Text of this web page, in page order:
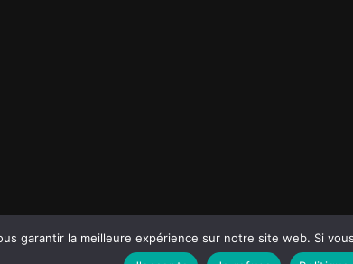
garantir la meilleure expérience sur notre site web. Si